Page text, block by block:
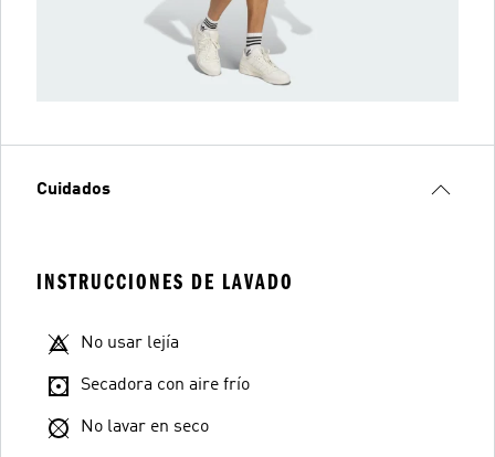
Cuidados
INSTRUCCIONES DE LAVADO
No usar lejía
Secadora con aire frío
No lavar en seco